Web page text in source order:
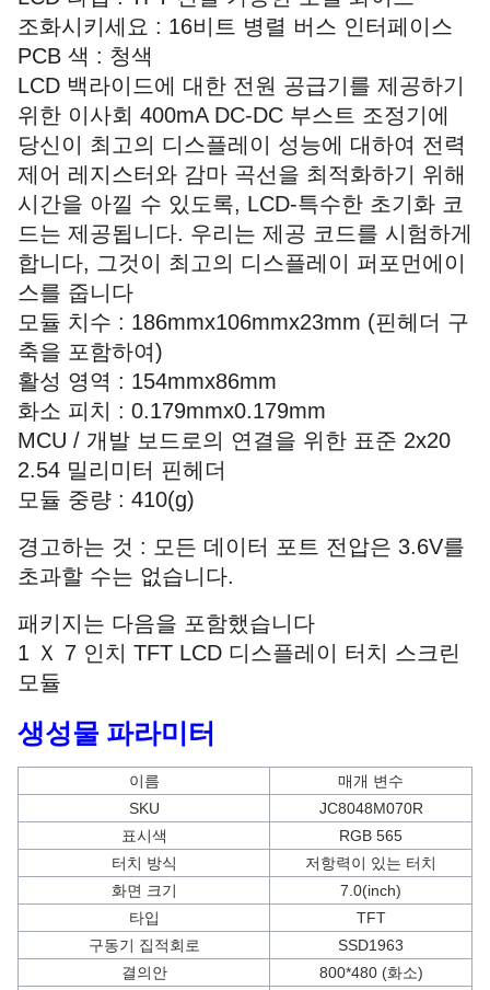
조화시키세요 : 16비트 병렬 버스 인터페이스
PCB 색 : 청색
LCD 백라이드에 대한 전원 공급기를 제공하기
위한 이사회 400mA DC-DC 부스트 조정기에
당신이 최고의 디스플레이 성능에 대하여 전력
제어 레지스터와 감마 곡선을 최적화하기 위해
시간을 아낄 수 있도록, LCD-특수한 초기화 코
드는 제공됩니다. 우리는 제공 코드를 시험하게
합니다, 그것이 최고의 디스플레이 퍼포먼에이
스를 줍니다
모듈 치수 : 186mmx106mmx23mm (핀헤더 구
축을 포함하여)
활성 영역 : 154mmx86mm
화소 피치 : 0.179mmx0.179mm
MCU / 개발 보드로의 연결을 위한 표준 2x20
2.54 밀리미터 핀헤더
모듈 중량 : 410(g)
경고하는 것 : 모든 데이터 포트 전압은 3.6V를
초과할 수는 없습니다.
패키지는 다음을 포함했습니다
1 Ｘ 7 인치 TFT LCD 디스플레이 터치 스크린
모듈
생성물 파라미터
이름
매개 변수
SKU
JC8048M070R
표시색
RGB 565
터치 방식
저항력이 있는 터치
화면 크기
7.0(inch)
타입
TFT
구동기 집적회로
SSD1963
결의안
800*480 (화소)